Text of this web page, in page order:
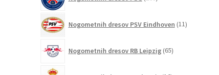
izdelkov
Nogometnih dresov PSV Eindhoven 11izdelkov
Nogometnih dresov RB Leipzig 65izdelkov